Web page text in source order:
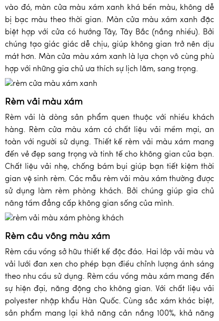
vào đó, màn cửa màu xám xanh khá bền màu, không dễ
bị bạc màu theo thời gian. Màn cửa màu xám xanh đặc
biệt hợp với cửa có hướng Tây, Tây Bắc (nắng nhiều). Bởi
chúng tạo giác giác dễ chịu, giúp không gian trở nên dịu
mát hơn. Màn cửa màu xám xanh là lựa chọn vô cùng phù
hợp với những gia chủ ưa thích sự lịch lãm, sang trọng.
Rèm vải màu xám
Rèm vải là dòng sản phẩm quen thuộc với nhiều khách
hàng. Rèm cửa màu xám có chất liệu vải mềm mại, an
toàn với người sử dụng. Thiết kế rèm vải màu xám mang
đến vẻ đẹp sang trọng và tinh tế cho không gian của bạn.
Chất liệu vải nhẹ, chống bám bụi giúp bạn tiết kiệm thời
gian vệ sinh rèm. Các mẫu rèm vải màu xám thường được
sử dụng làm rèm phòng khách. Bởi chúng giúp gia chủ
nâng tầm đẳng cấp không gian sống của mình.
Rèm cầu vồng màu xám
Rèm cầu vồng sở hữu thiết kế độc đáo. Hai lớp vải màu và
vải lưới đan xen cho phép bạn điều chỉnh lượng ánh sáng
theo nhu cầu sử dụng. Rèm cầu vồng màu xám mang đến
sự hiện đại, năng động cho không gian. Với chất liệu vải
polyester nhập khẩu Hàn Quốc. Cùng sắc xám khác biệt,
sản phẩm mang lại khả năng cản nắng 100%, khả năng